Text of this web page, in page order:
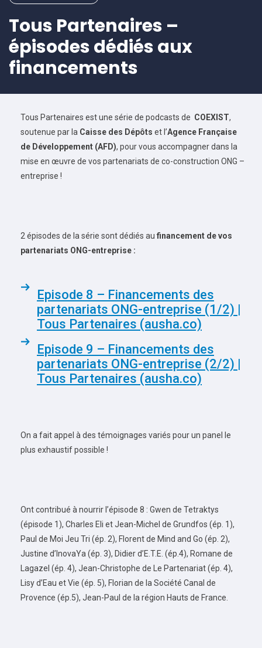
Tous Partenaires –
épisodes dédiés aux
financements
Tous Partenaires est une série de podcasts de COEXIST,
soutenue par la Caisse des Dépôts et l’Agence Française
de Développement (AFD), pour vous accompagner dans la
mise en œuvre de vos partenariats de co-construction ONG –
entreprise !
2 épisodes de la série sont dédiés au financement de vos
partenariats ONG-entreprise :
Episode 8 – Financements des
partenariats ONG-entreprise (1/2) |
Tous Partenaires (ausha.co)
Episode 9 – Financements des
partenariats ONG-entreprise (2/2) |
Tous Partenaires (ausha.co)
On a fait appel à des témoignages variés pour un panel le
plus exhaustif possible !
Ont contribué à nourrir l’épisode 8 : Gwen de Tetraktys
(épisode 1), Charles Eli et Jean-Michel de Grundfos (ép. 1),
Paul de Moi Jeu Tri (ép. 2), Florent de Mind and Go (ép. 2),
Justine d’InovaYa (ép. 3), Didier d’E.T.E. (ép.4), Romane de
Lagazel (ép. 4), Jean-Christophe de Le Partenariat (ép. 4),
Lisy d’Eau et Vie (ép. 5), Florian de la Société Canal de
Provence (ép.5), Jean-Paul de la région Hauts de France.